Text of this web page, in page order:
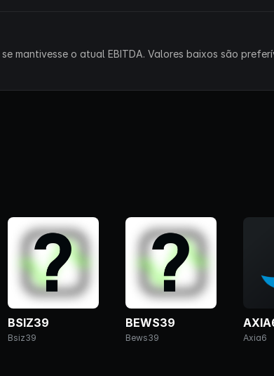
mantivesse o atual EBITDA. Valores baixos são
BSIZ39
Bsiz39
BEWS39
Bews39 Axia6